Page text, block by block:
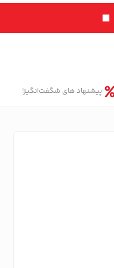
پیشنهاد های شگفت‌انگیز!